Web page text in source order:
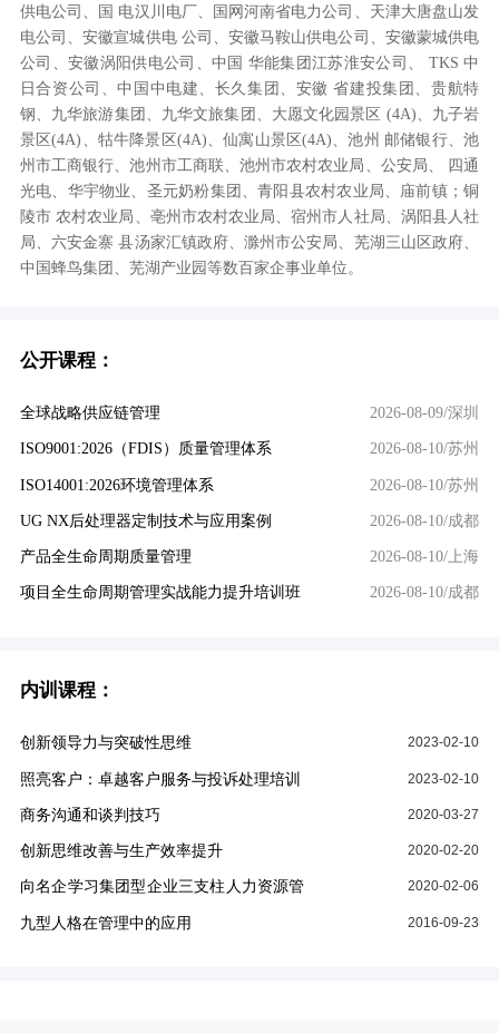
供电公司、国 电汉川电厂、国网河南省电力公司、天津大唐盘山发
电公司、安徽宣城供电 公司、安徽马鞍山供电公司、安徽蒙城供电
公司、安徽涡阳供电公司、中国 华能集团江苏淮安公司、 TKS 中
日合资公司、中国中电建、长久集团、安徽 省建投集团、贵航特
钢、九华旅游集团、九华文旅集团、大愿文化园景区 (4A)、九子岩
景区(4A)、牯牛降景区(4A)、仙寓山景区(4A)、池州 邮储银行、池
州市工商银行、池州市工商联、池州市农村农业局、公安局、 四通
光电、华宇物业、圣元奶粉集团、青阳县农村农业局、庙前镇；铜
陵市 农村农业局、亳州市农村农业局、宿州市人社局、涡阳县人社
局、六安金寨 县汤家汇镇政府、滁州市公安局、芜湖三山区政府、
中国蜂鸟集团、芜湖产业园等数百家企事业单位。
公开课程：
全球战略供应链管理 2026-08-09/深圳
ISO9001:2026（FDIS）质量管理体系 2026-08-10/苏州
ISO14001:2026环境管理体系 2026-08-10/苏州
UG NX后处理器定制技术与应用案例 2026-08-10/成都
产品全生命周期质量管理 2026-08-10/上海
项目全生命周期管理实战能力提升培训班 2026-08-10/成都
内训课程：
创新领导力与突破性思维 2023-02-10
照亮客户：卓越客户服务与投诉处理培训 2023-02-10
商务沟通和谈判技巧 2020-03-27
创新思维改善与生产效率提升 2020-02-20
向名企学习集团型企业三支柱人力资源管
控模式
2020-02-06
九型人格在管理中的应用 2016-09-23